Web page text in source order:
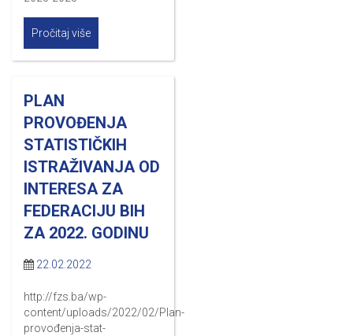
Pročitaj više
PLAN
PROVOĐENJA
STATISTIČKIH
ISTRAŽIVANJA OD
INTERESA ZA
FEDERACIJU BIH
ZA 2022. GODINU
22.02.2022
http://fzs.ba/wp-
content/uploads/2022/02/Plan-
provođenja-stat-